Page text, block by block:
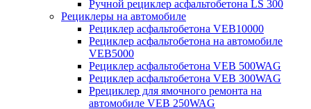
Ручной рециклер асфальтобетона LS 300
Рециклеры на автомобиле
Рециклер асфальтобетона VEB10000
Рециклер асфальтобетона на автомобиле
VEB5000
Рециклер асфальтобетона VEB 500WAG
Рециклер асфальтобетона VEB 300WAG
Ррециклер для ямочного ремонта на
автомобиле VEB 250WAG